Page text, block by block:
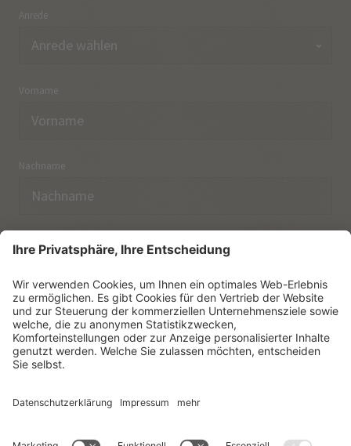
Anrede
Vorname
Nachname
Ich habe dieDatenschutzerklärungzur Kenntnis
genommen.
NEWSLETTER ABONNIEREN